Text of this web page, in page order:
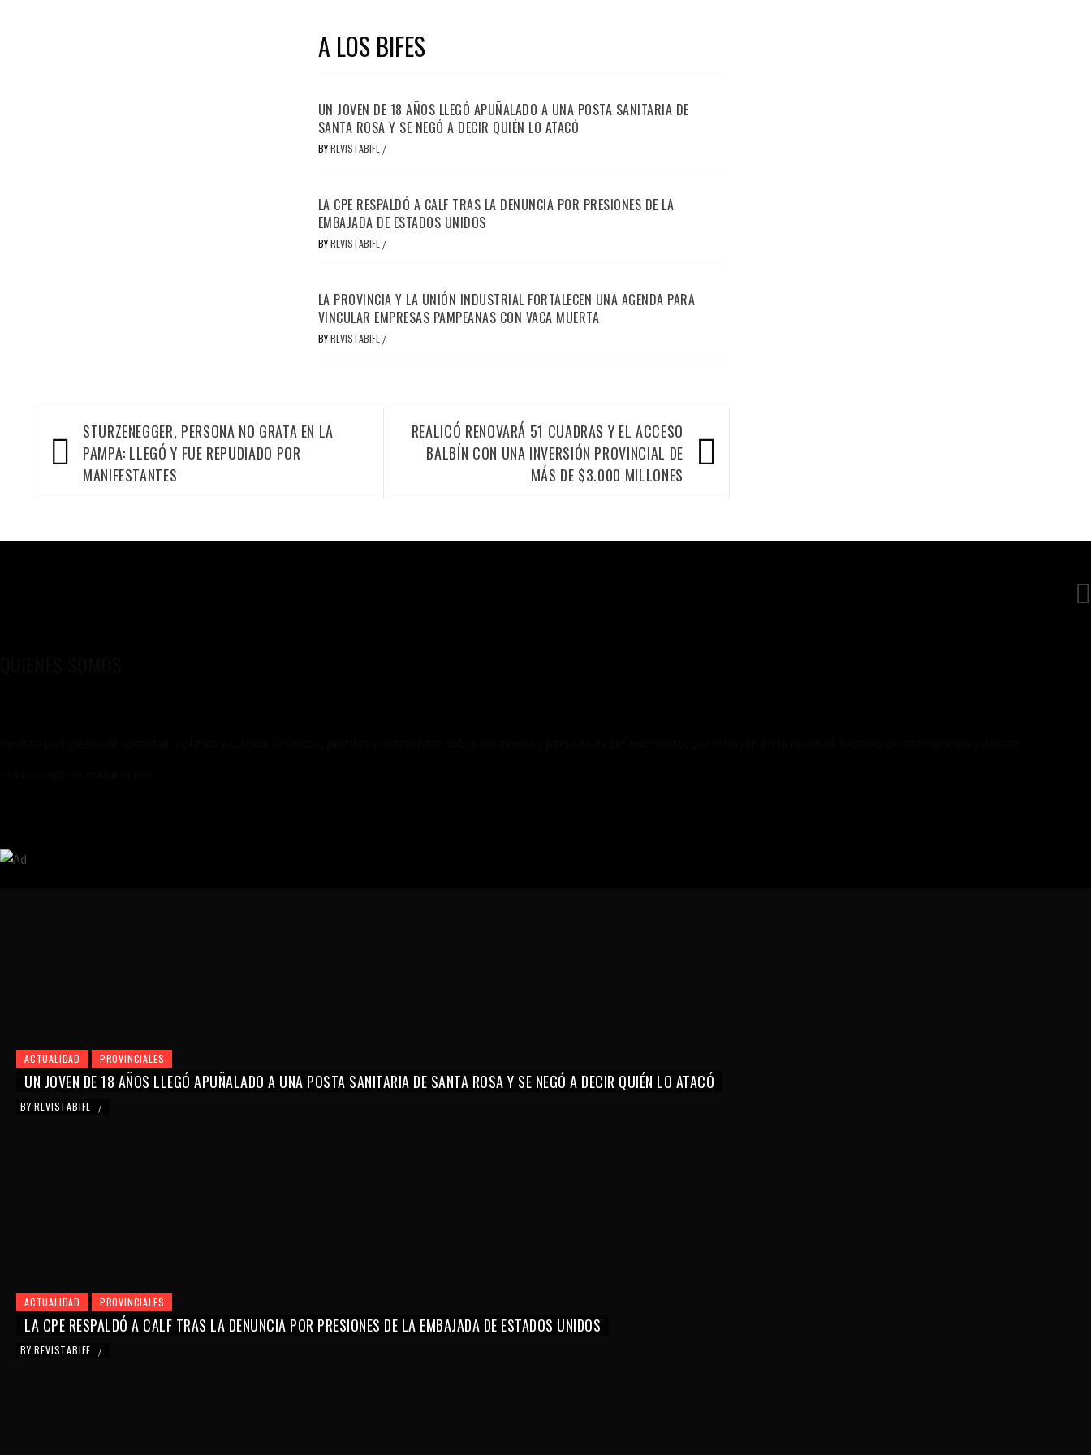
A LOS BIFES
UN JOVEN DE 18 AÑOS LLEGÓ APUÑALADO A UNA POSTA SANITARIA DE
SANTA ROSA Y SE NEGÓ A DECIR QUIÉN LO ATACÓ
BY REVISTABIFE /
LA CPE RESPALDÓ A CALF TRAS LA DENUNCIA POR PRESIONES DE LA
EMBAJADA DE ESTADOS UNIDOS
BY REVISTABIFE /
LA PROVINCIA Y LA UNIÓN INDUSTRIAL FORTALECEN UNA AGENDA PARA
VINCULAR EMPRESAS PAMPEANAS CON VACA MUERTA
BY REVISTABIFE /
Navegación
de
entradas
STURZENEGGER, PERSONA NO GRATA EN LA
PAMPA: LLEGÓ Y FUE REPUDIADO POR
MANIFESTANTES
REALICÓ RENOVARÁ 51 CUADRAS Y EL ACCESO
BALBÍN CON UNA INVERSIÓN PROVINCIAL DE
MÁS DE $3.000 MILLONES
ACTUALIDAD PROVINCIALES
UN JOVEN DE 18 AÑOS LLEGÓ APUÑALADO A UNA POSTA SANITARIA DE SANTA ROSA Y SE NEGÓ A DECIR QUIÉN LO ATACÓ
BY REVISTABIFE /
ACTUALIDAD PROVINCIALES
LA CPE RESPALDÓ A CALF TRAS LA DENUNCIA POR PRESIONES DE LA EMBAJADA DE ESTADOS UNIDOS
BY REVISTABIFE /